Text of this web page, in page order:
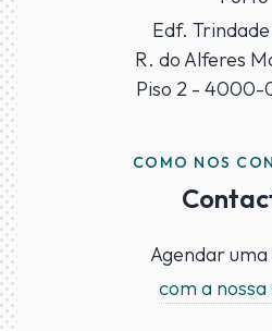
Edf.
R. do Alferes
Piso 2 - 4000-
COMO NOS
Agendar uma
com a nossa